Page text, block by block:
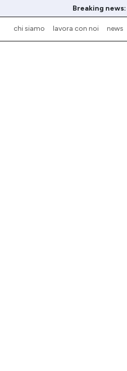
Breaking news:
chi siamo lavora con noi news